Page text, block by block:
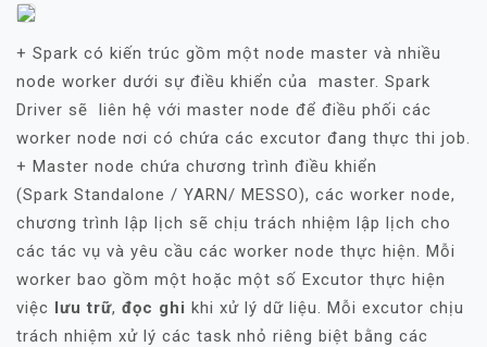
+ Spark có kiến trúc gồm một node master và nhiều
node worker dưới sự điều khiển của master. Spark
Driver sẽ liên hệ với master node để điều phối các
worker node nơi có chứa các excutor đang thực thi job.
+ Master node chứa chương trình điều khiển
(Spark Standalone / YARN/ MESSO), các worker node,
chương trình lập lịch sẽ chịu trách nhiệm lập lịch cho
các tác vụ và yêu cầu các worker node thực hiện. Mỗi
worker bao gồm một hoặc một số Excutor thực hiện
việc lưu trữ, đọc ghi khi xử lý dữ liệu. Mỗi excutor chịu
trách nhiệm xử lý các task nhỏ riêng biệt bằng các